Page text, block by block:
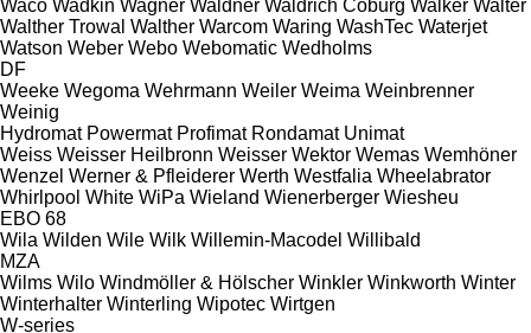
Waco Wadkin Wagner Waldner Waldrich Coburg Walker Walter
Walther Trowal Walther Warcom Waring WashTec Waterjet
Watson Weber Webo Webomatic Wedholms
DF
Weeke Wegoma Wehrmann Weiler Weima Weinbrenner
Weinig
Hydromat Powermat Profimat Rondamat Unimat
Weiss Weisser Heilbronn Weisser Wektor Wemas Wemhöner
Wenzel Werner & Pfleiderer Werth Westfalia Wheelabrator
Whirlpool White WiPa Wieland Wienerberger Wiesheu
EBO 68
Wila Wilden Wile Wilk Willemin-Macodel Willibald
MZA
Wilms Wilo Windmöller & Hölscher Winkler Winkworth Winter
Winterhalter Winterling Wipotec Wirtgen
W-series